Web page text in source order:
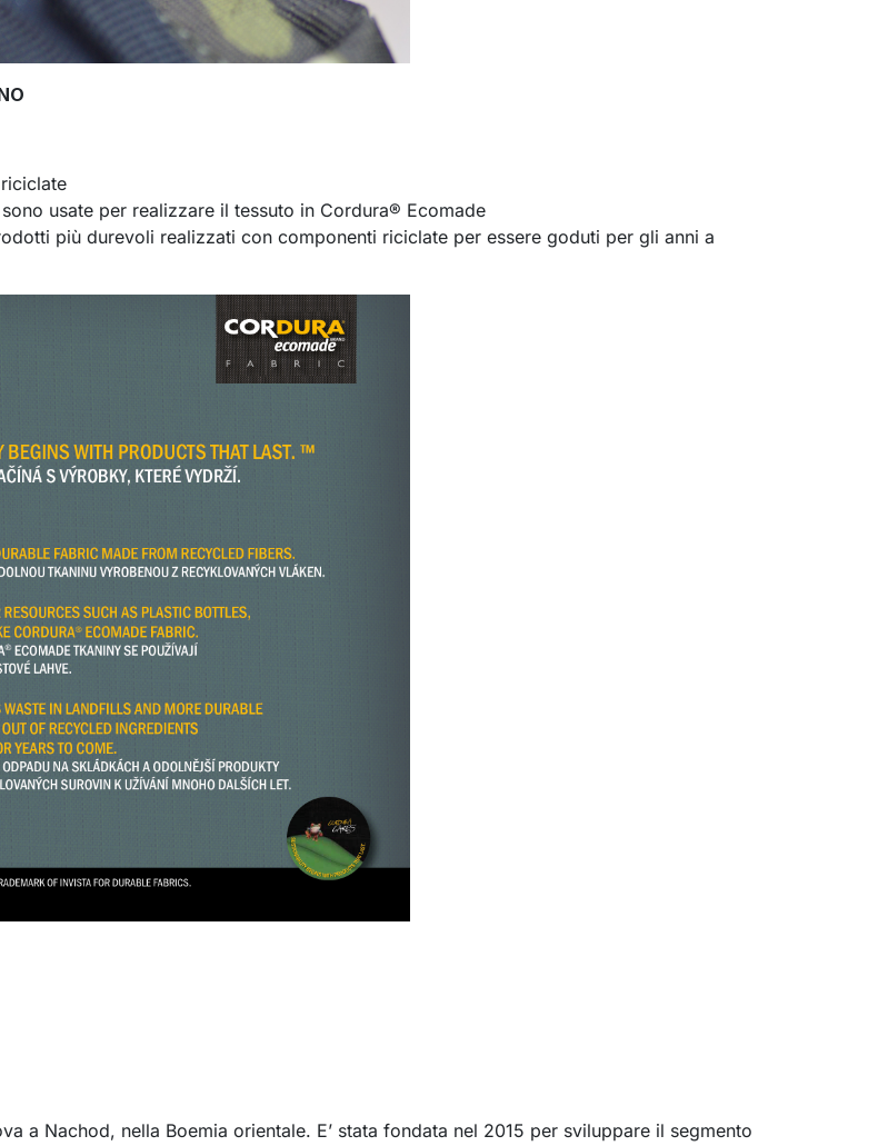
usate per realizzare il tessuto in Cordura® Ecomade
più durevoli realizzati con componenti riciclate per essere goduti per gli anni a
a Nachod, nella Boemia orientale. E’ stata fondata nel 2015 per sviluppare il segmento